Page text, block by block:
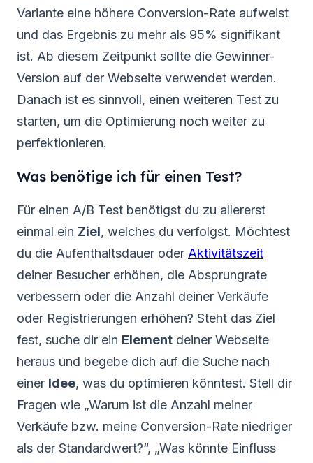
Variante eine höhere Conversion-Rate aufweist
und das Ergebnis zu mehr als 95% signifikant
ist. Ab diesem Zeitpunkt sollte die Gewinner-
Version auf der Webseite verwendet werden.
Danach ist es sinnvoll, einen weiteren Test zu
starten, um die Optimierung noch weiter zu
perfektionieren.
Was benötige ich für einen Test?
Für einen A/B Test benötigst du zu allererst
einmal ein Ziel, welches du verfolgst. Möchtest
du die Aufenthaltsdauer oder Aktivitätszeit
deiner Besucher erhöhen, die Absprungrate
verbessern oder die Anzahl deiner Verkäufe
oder Registrierungen erhöhen? Steht das Ziel
fest, suche dir ein Element deiner Webseite
heraus und begebe dich auf die Suche nach
einer Idee, was du optimieren könntest. Stell dir
Fragen wie „Warum ist die Anzahl meiner
Verkäufe bzw. meine Conversion-Rate niedriger
als der Standardwert?“, „Was könnte Einfluss